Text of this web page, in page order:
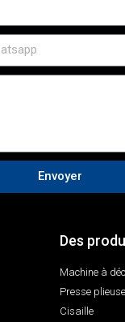
Envoyer
Des
Machine à
Presse plieuse
Cisaille